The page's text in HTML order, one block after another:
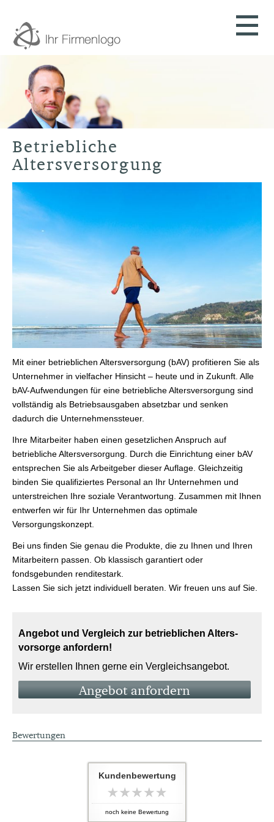
Betriebliche
Altersversorgung
Mit einer betrieblichen Altersversorgung (bAV) profitieren Sie als
Unternehmer in vielfacher Hinsicht – heute und in Zukunft. Alle
bAV-Aufwendungen für eine betriebliche Altersversorgung sind
vollständig als Betriebsausgaben absetzbar und senken
dadurch die Unternehmenssteuer.
Ihre Mitarbeiter haben einen gesetzlichen Anspruch auf
betriebliche Altersversorgung. Durch die Einrichtung einer bAV
entsprechen Sie als Arbeitgeber dieser Auflage. Gleichzeitig
binden Sie qualifiziertes Personal an Ihr Unternehmen und
unterstreichen Ihre soziale Verantwortung. Zusammen mit Ihnen
entwerfen wir für Ihr Unternehmen das optimale
Versorgungskonzept.
Bei uns finden Sie genau die Produkte, die zu Ihnen und Ihren
Mitarbeitern passen. Ob klassisch garantiert oder
fondsgebunden renditestark.
Lassen Sie sich jetzt individuell beraten. Wir freuen uns auf Sie.
Angebot und Vergleich zur betrieblichen Alters­
vorsorge anfordern!
Wir erstellen Ihnen gerne ein Vergleichsangebot.
An­ge­bot an­for­dern
Bewertungen
Kundenbewertung
noch keine Bewertung